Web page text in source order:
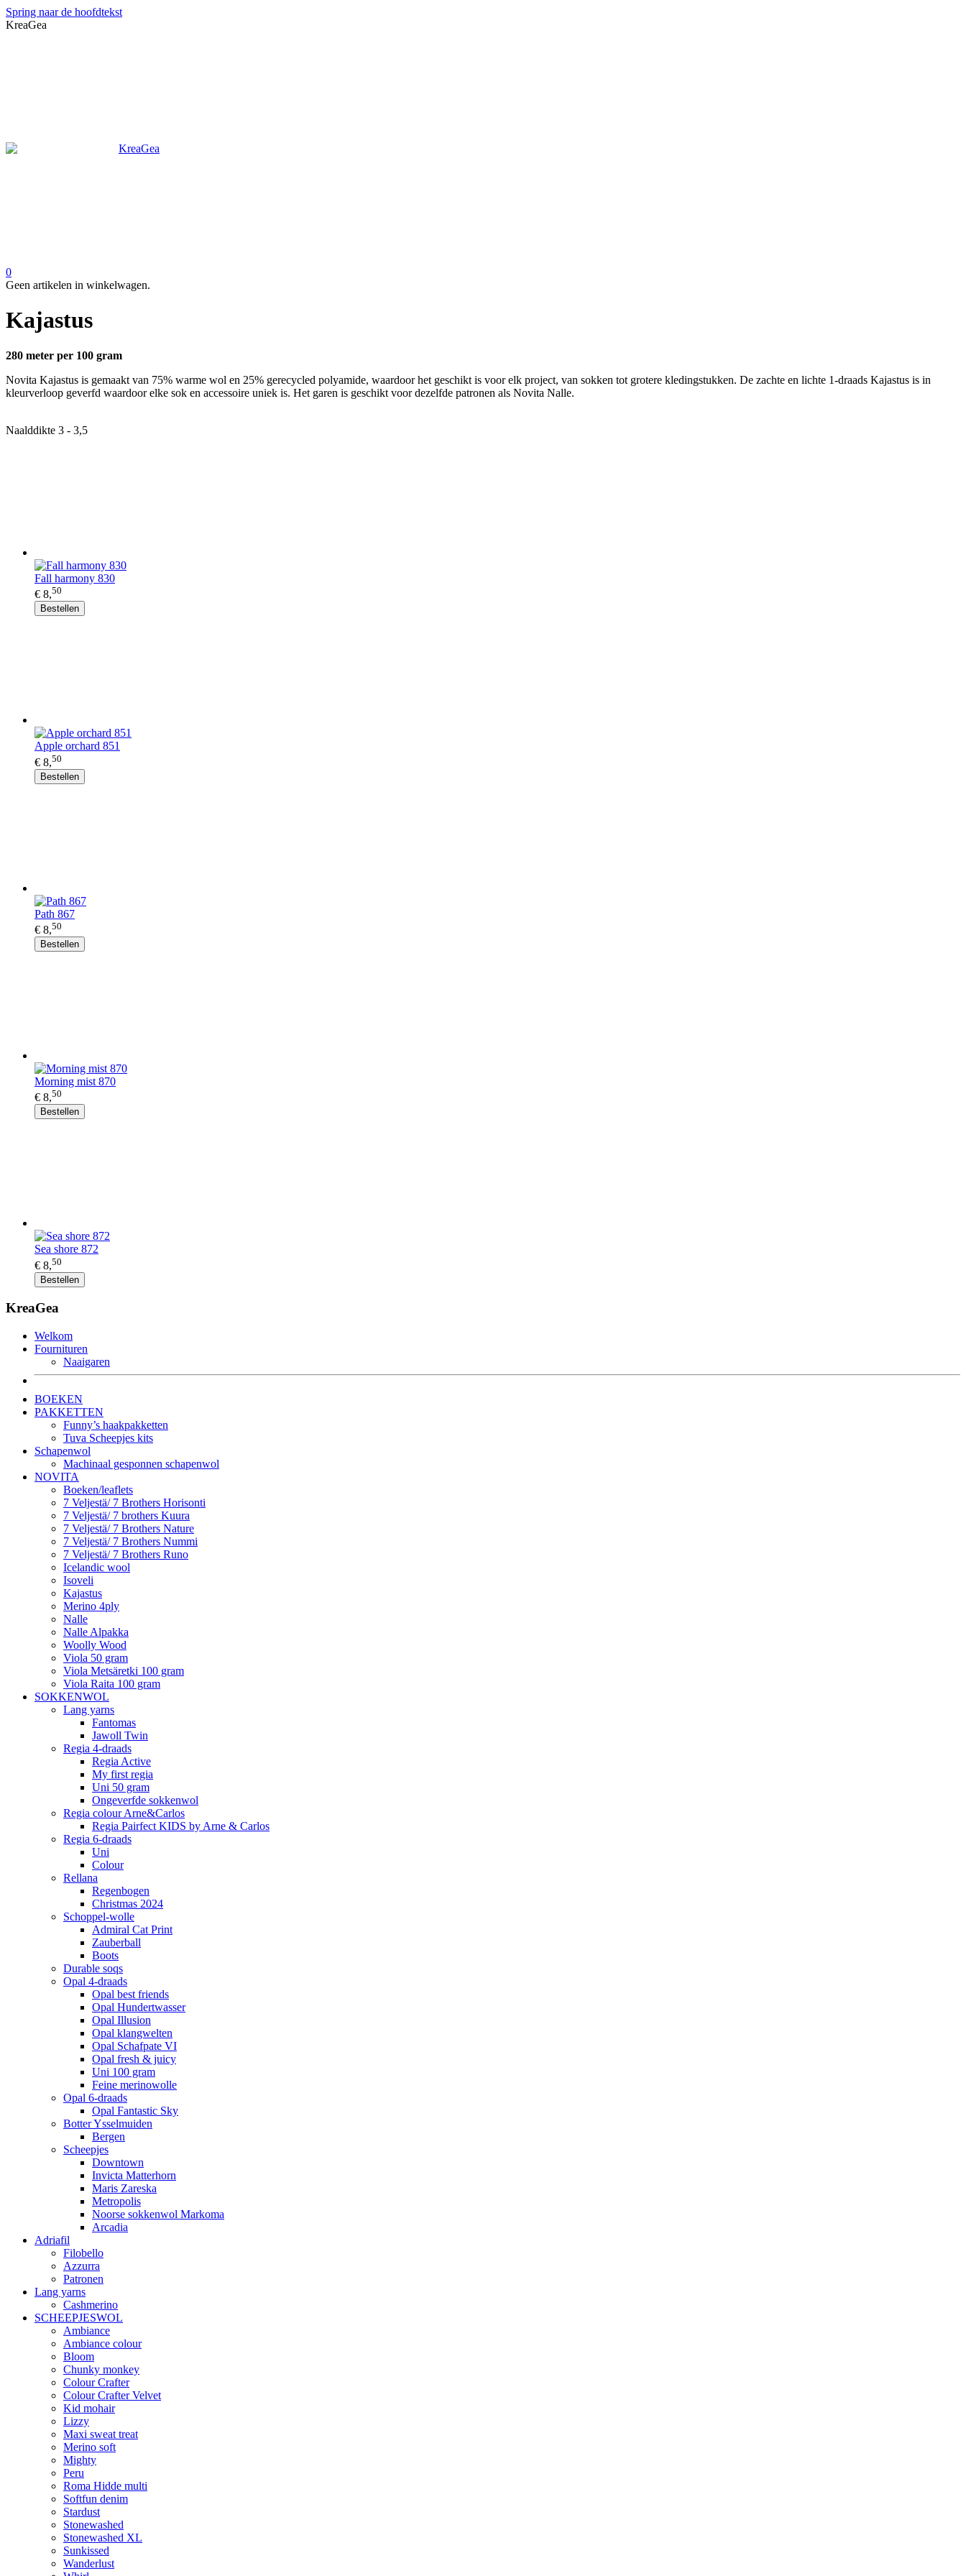
Spring naar de hoofdtekst
KreaGea
0
Geen artikelen in winkelwagen.
Kajastus
280 meter per 100 gram
Novita Kajastus is gemaakt van 75% warme wol en 25% gerecycled polyamide, waardoor het geschikt is voor elk project, van sokken tot grotere kledingstukken. De zachte en lichte 1-draads Kajastus is in
kleurverloop geverfd waardoor elke sok en accessoire uniek is. Het garen is geschikt voor dezelfde patronen als Novita Nalle.
Naalddikte 3 - 3,5
Fall harmony 830
€ 8,50
Bestellen
Apple orchard 851
€ 8,50
Bestellen
Path 867
€ 8,50
Bestellen
Morning mist 870
€ 8,50
Bestellen
Sea shore 872
€ 8,50
Bestellen
KreaGea
Welkom
Fournituren
Naaigaren
BOEKEN
PAKKETTEN
Funny’s haakpakketten
Tuva Scheepjes kits
Schapenwol
Machinaal gesponnen schapenwol
NOVITA
Boeken/leaflets
7 Veljestä/ 7 Brothers Horisonti
7 Veljestä/ 7 brothers Kuura
7 Veljestä/ 7 Brothers Nature
7 Veljestä/ 7 Brothers Nummi
7 Veljestä/ 7 Brothers Runo
Icelandic wool
Isoveli
Kajastus
Merino 4ply
Nalle
Nalle Alpakka
Woolly Wood
Viola 50 gram
Viola Metsäretki 100 gram
Viola Raita 100 gram
SOKKENWOL
Lang yarns
Fantomas
Jawoll Twin
Regia 4-draads
Regia Active
My first regia
Uni 50 gram
Ongeverfde sokkenwol
Regia colour Arne&Carlos
Regia Pairfect KIDS by Arne & Carlos
Regia 6-draads
Uni
Colour
Rellana
Regenbogen
Christmas 2024
Schoppel-wolle
Admiral Cat Print
Zauberball
Boots
Durable soqs
Opal 4-draads
Opal best friends
Opal Hundertwasser
Opal Illusion
Opal klangwelten
Opal Schafpate VI
Opal fresh & juicy
Uni 100 gram
Feine merinowolle
Opal 6-draads
Opal Fantastic Sky
Botter Ysselmuiden
Bergen
Scheepjes
Downtown
Invicta Matterhorn
Maris Zareska
Metropolis
Noorse sokkenwol Markoma
Arcadia
Adriafil
Filobello
Azzurra
Patronen
Lang yarns
Cashmerino
SCHEEPJESWOL
Ambiance
Ambiance colour
Bloom
Chunky monkey
Colour Crafter
Colour Crafter Velvet
Kid mohair
Lizzy
Maxi sweat treat
Merino soft
Mighty
Peru
Roma Hidde multi
Softfun denim
Stardust
Stonewashed
Stonewashed XL
Sunkissed
Wanderlust